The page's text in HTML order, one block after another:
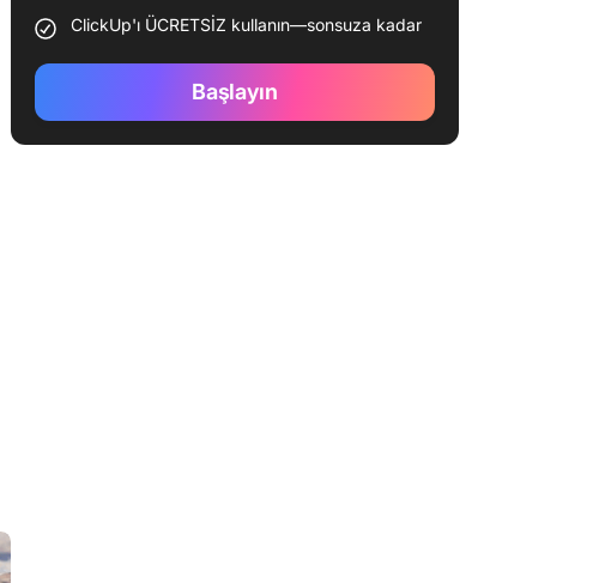
ClickUp'ı ÜCRETSİZ kullanın—sonsuza kadar
Başlayın